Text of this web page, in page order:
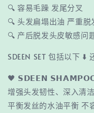
🔍 容易毛躁 发尾分叉
🔍 头发扁塌出油 严重脱
🔍 产后脱发头皮敏感问
SDEEN SET 包括以下 ⬇️
🖤 𝗦𝗗𝗘𝗘𝗡
增强头发韧性、深入清
平衡发丝的水油平衡 不